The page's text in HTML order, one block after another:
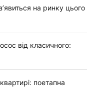
на ринку цього
від класичного:
поетапна